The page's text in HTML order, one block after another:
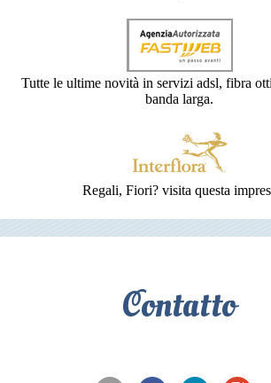
Tutte le ultime novità in servizi adsl, fibra
banda larga.
Regali, Fiori? visita questa
Contatto